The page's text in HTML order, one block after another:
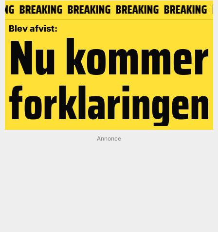
BREAKING BREAKING BREAKING BREAKING
Blev afvist:
Nu kommer
forklaringen
Annonce